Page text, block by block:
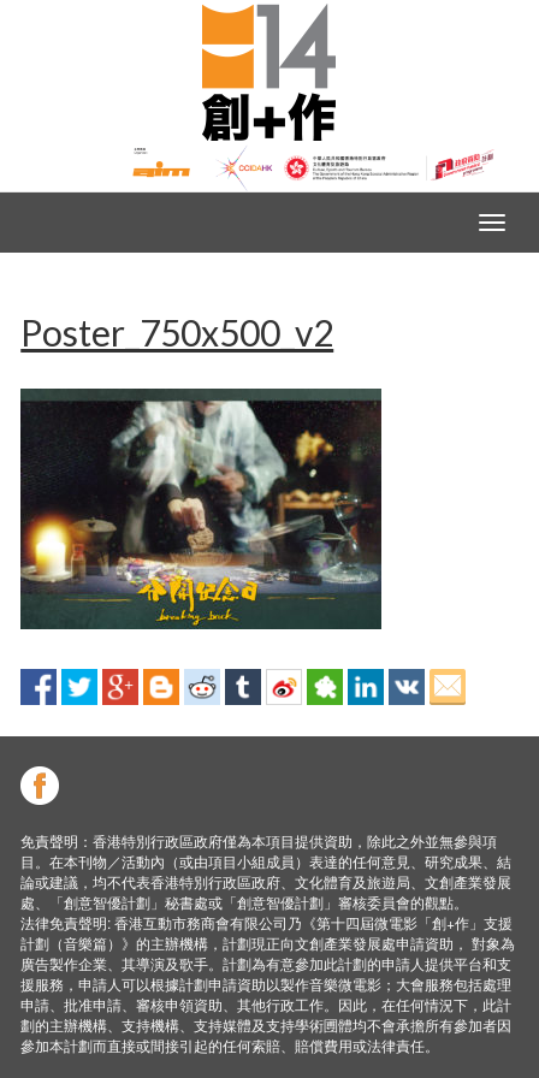
Poster_750x500_v2
免責聲明：香港特別行政區政府僅為本項目提供資助，除此之外並無參與項
目。在本刊物／活動內（或由項目小組成員）表達的任何意見、研究成果、結
論或建議，均不代表香港特別行政區政府、文化體育及旅遊局、文創產業發展
處、「創意智優計劃」秘書處或「創意智優計劃」審核委員會的觀點。
法律免責聲明: 香港互動市務商會有限公司乃《第十四屆微電影「創+作」支援
計劃（音樂篇）》的主辦機構，計劃現正向文創產業發展處申請資助， 對象為
廣告製作企業、其導演及歌手。計劃為有意參加此計劃的申請人提供平台和支
援服務，申請人可以根據計劃申請資助以製作音樂微電影；大會服務包括處理
申請、批准申請、審核申領資助、其他行政工作。因此，在任何情況下，此計
劃的主辦機構、支持機構、支持媒體及支持學術圑體均不會承擔所有參加者因
參加本計劃而直接或間接引起的任何索賠、賠償費用或法律責任。